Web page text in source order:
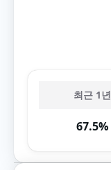
최근 1년
67.5%